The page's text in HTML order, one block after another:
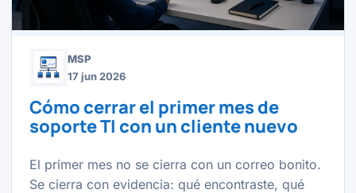
MSP
17 jun 2026
Cómo cerrar el primer mes de
soporte TI con un cliente nuevo
El primer mes no se cierra con un correo bonito.
Se cierra con evidencia: qué encontraste, qué